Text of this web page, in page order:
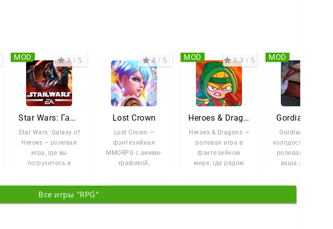
Star Wars: Галактика героев
Star Wars: Galaxy of
Heroes – ролевая
игра, где вы
погрузитесь в
3 / 5
MOD
Lost Crown
Lost Crown —
фэнтезийная
MMORPG с аниме-
графикой,
сюжетом. <p
4 / 5
Heroes & Dragons
Heroes & Dragons —
ролевая игра в
фэнтезийном
мире, где рядом
3.3 / 5
MOD
Gordian Quest
Gordian Quest –
ролевая игра, где
ваша задача –
MOD
Все игры "RPG"